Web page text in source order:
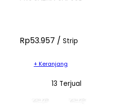
Rp53.957 / Strip
+ Keranjang
13 Terjual